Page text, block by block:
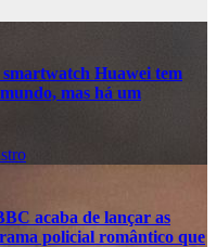
smartwatch Huawei tem
mas há um
acaba de lançar as
policial romântico que